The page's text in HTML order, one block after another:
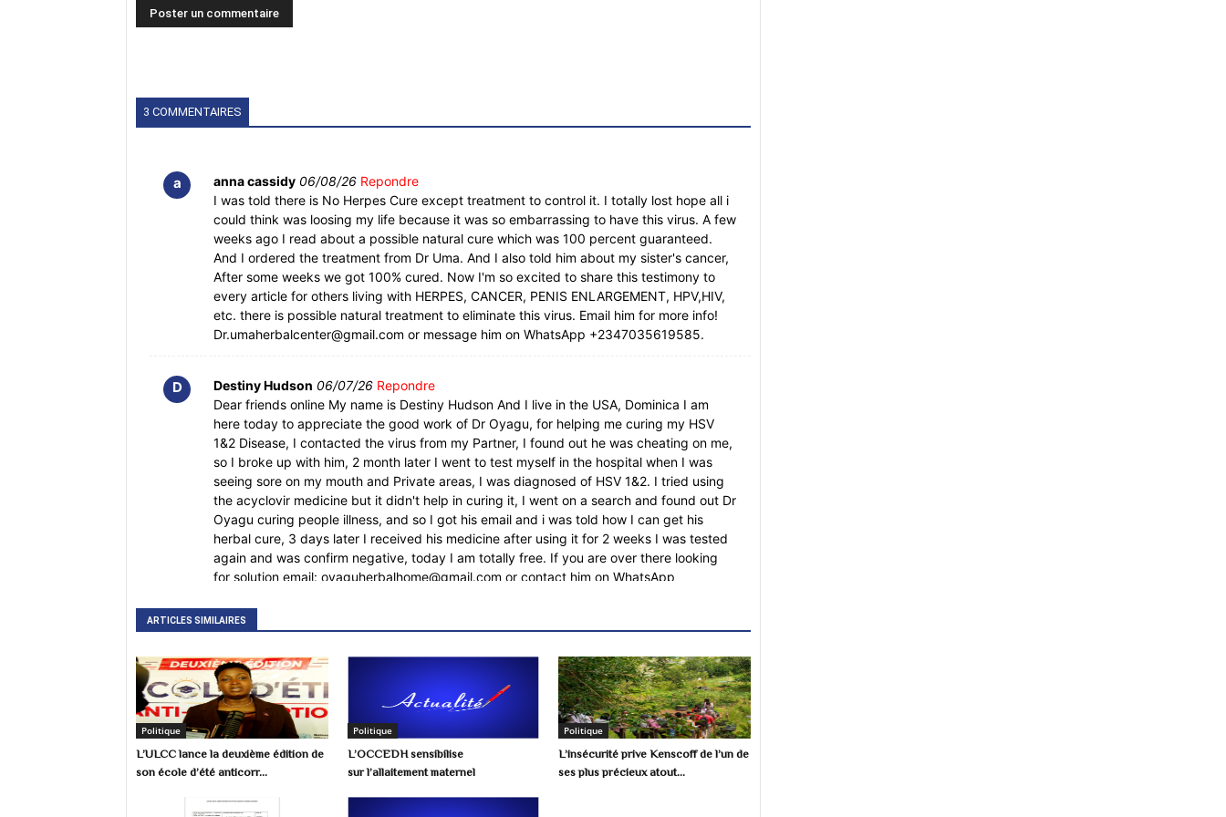
3 COMMENTAIRES
a anna cassidy 06/08/26 Repondre
I was told there is No Herpes Cure except treatment to control it. I totally lost hope all i
could think was loosing my life because it was so embarrassing to have this virus. A few
weeks ago I read about a possible natural cure which was 100 percent guaranteed.
And I ordered the treatment from Dr Uma. And I also told him about my sister's cancer,
After some weeks we got 100% cured. Now I'm so excited to share this testimony to
every article for others living with HERPES, CANCER, PENIS ENLARGEMENT, HPV,HIV,
etc. there is possible natural treatment to eliminate this virus. Email him for more info!
Dr.umaherbalcenter@gmail.com or message him on WhatsApp +2347035619585.
D Destiny Hudson 06/07/26 Repondre
Dear friends online My name is Destiny Hudson And I live in the USA, Dominica I am
here today to appreciate the good work of Dr Oyagu, for helping me curing my HSV
1&2 Disease, I contacted the virus from my Partner, I found out he was cheating on me,
so I broke up with him, 2 month later I went to test myself in the hospital when I was
seeing sore on my mouth and Private areas, I was diagnosed of HSV 1&2. I tried using
the acyclovir medicine but it didn't help in curing it, I went on a search and found out Dr
Oyagu curing people illness, and so I got his email and i was told how I can get his
herbal cure, 3 days later I received his medicine after using it for 2 weeks I was tested
again and was confirm negative, today I am totally free. If you are over there looking
for solution email: oyaguherbalhome@gmail.com or contact him on WhatsApp
the Following DISEASES, eczema, urethra wart, chronic problems. Herpes, Cancer, Als,
Hepatitis, Diabetes, HPV ,Infections, ulcer ETC
D David 28/04/26 Repondre
I have been a victim of a scam and lost up to $75k. All my life, I have always been
looking for ways to invest and save money. So as to retire early. Unfortunately, I got
scammed last month on Bitcoin and cryptocurrency Investors. I haven’t felt so empty in
my life before. All efforts to recover my funds were in vain. I recommend
(boleynmagichackers@outlook.com) Agents for saving my life, keeping me calm, and
also giving me their word throughout the whole process of recovery. Unbelievable, I
ARTICLES SIMILAIRES
Politique
L’ULCC lance la deuxième édition de
son école d’été anticorr...
Politique
L’OCCEDH sensibilise
sur l’allaitement maternel
Politique
L’insécurité prive Kenscoff de l’un de
ses plus précieux atout...